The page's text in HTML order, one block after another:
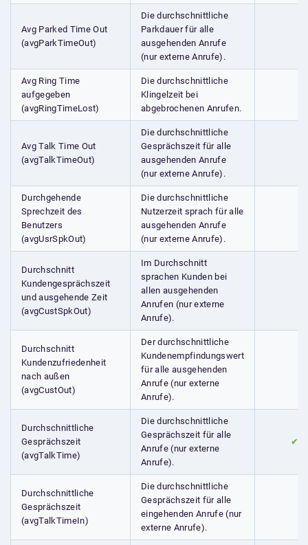
Avg Parked Time Out
(avgParkTimeOut)
Die durchschnittliche
Parkdauer für alle
ausgehenden Anrufe
(nur externe Anrufe).
Avg Ring Time
aufgegeben
(avgRingTimeLost)
Die durchschnittliche
Klingelzeit bei
abgebrochenen Anrufen.
Avg Talk Time Out
(avgTalkTimeOut)
Die durchschnittliche
Gesprächszeit für alle
ausgehenden Anrufe
(nur externe Anrufe).
Durchgehende
Sprechzeit des
Benutzers
(avgUsrSpkOut)
Die durchschnittliche
Nutzerzeit sprach für alle
ausgehenden Anrufe
(nur externe Anrufe).
Durchschnitt
Kundengesprächszeit
und ausgehende Zeit
(avgCustSpkOut)
Im Durchschnitt
sprachen Kunden bei
allen ausgehenden
Anrufen (nur externe
Anrufe).
Durchschnitt
Kundenzufriedenheit
nach außen
(avgCustOut)
Der durchschnittliche
Kundenempfindungswert
für alle ausgehenden
Anrufe (nur externe
Anrufe).
Durchschnittliche
Gesprächszeit
(avgTalkTime)
Die durchschnittliche
Gesprächszeit für alle
Anrufe (nur externe
Anrufe).
✔
Durchschnittliche
Gesprächszeit
(avgTalkTimeIn)
Die durchschnittliche
Gesprächszeit für alle
eingehenden Anrufe (nur
externe Anrufe).